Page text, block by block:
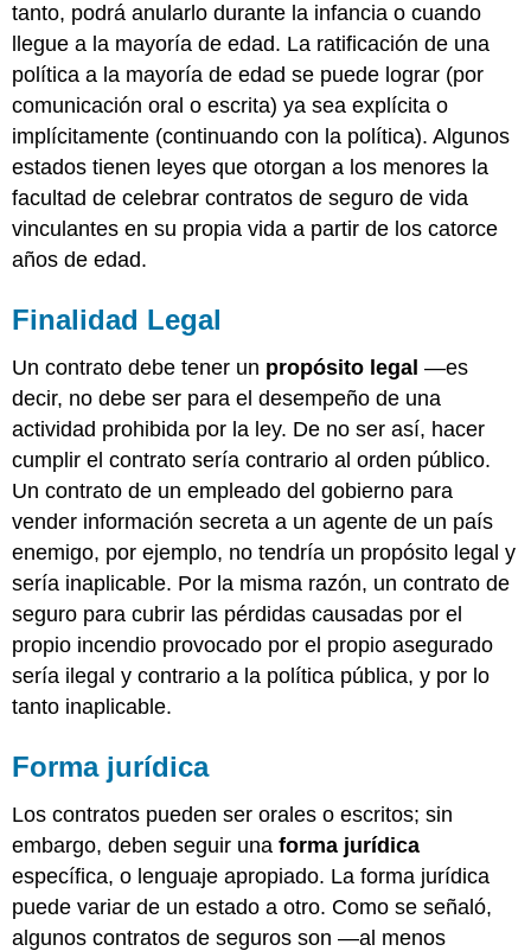
tanto, podrá anularlo durante la infancia o cuando
llegue a la mayoría de edad. La ratificación de una
política a la mayoría de edad se puede lograr (por
comunicación oral o escrita) ya sea explícita o
implícitamente (continuando con la política). Algunos
estados tienen leyes que otorgan a los menores la
facultad de celebrar contratos de seguro de vida
vinculantes en su propia vida a partir de los catorce
años de edad.
Finalidad Legal
Un contrato debe tener un propósito legal —es
decir, no debe ser para el desempeño de una
actividad prohibida por la ley. De no ser así, hacer
cumplir el contrato sería contrario al orden público.
Un contrato de un empleado del gobierno para
vender información secreta a un agente de un país
enemigo, por ejemplo, no tendría un propósito legal y
sería inaplicable. Por la misma razón, un contrato de
seguro para cubrir las pérdidas causadas por el
propio incendio provocado por el propio asegurado
sería ilegal y contrario a la política pública, y por lo
tanto inaplicable.
Forma jurídica
Los contratos pueden ser orales o escritos; sin
embargo, deben seguir unaforma jurídica
específica, o lenguaje apropiado. La forma jurídica
puede variar de un estado a otro. Como se señaló,
algunos contratos de seguros son —al menos